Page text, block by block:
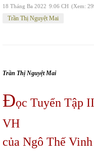
18 Tháng Ba 2022 9:06 CH (Xem:
Trần Thị Nguyệt Mai
Trần Thị Nguyệt Mai
Đọc Tuyển Tập
VH
của Ngô Thế Vinh